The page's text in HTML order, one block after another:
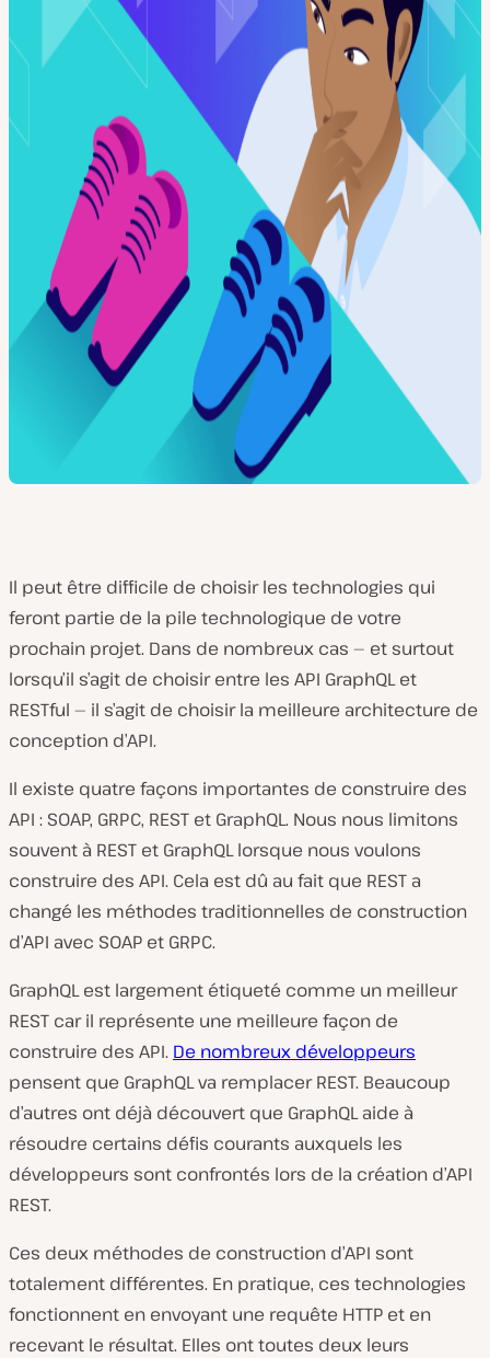
Il peut être difficile de choisir les technologies qui
feront partie de la pile technologique de votre
prochain projet. Dans de nombreux cas — et surtout
lorsqu’il s’agit de choisir entre les API GraphQL et
RESTful — il s’agit de choisir la meilleure architecture de
conception d’API.
Il existe quatre façons importantes de construire des
API : SOAP, GRPC, REST et GraphQL. Nous nous limitons
souvent à REST et GraphQL lorsque nous voulons
construire des API. Cela est dû au fait que REST a
changé les méthodes traditionnelles de construction
d’API avec SOAP et GRPC.
GraphQL est largement étiqueté comme un meilleur
REST car il représente une meilleure façon de
construire des API. De nombreux développeurs
pensent que GraphQL va remplacer REST. Beaucoup
d’autres ont déjà découvert que GraphQL aide à
résoudre certains défis courants auxquels les
développeurs sont confrontés lors de la création d’API
REST.
Ces deux méthodes de construction d’API sont
totalement différentes. En pratique, ces technologies
fonctionnent en envoyant une requête HTTP et en
recevant le résultat. Elles ont toutes deux leurs